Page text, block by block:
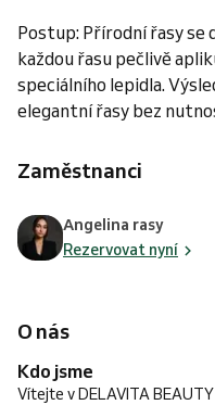
Postup: Přírodní řasy se
každou řasu pečlivě
speciálního lepidla.
elegantní řasy bez
Zaměstnanci
Angelina rasy
Rezervovat nyní
O nás
Kdo jsme
Vítejte v DELAVITA